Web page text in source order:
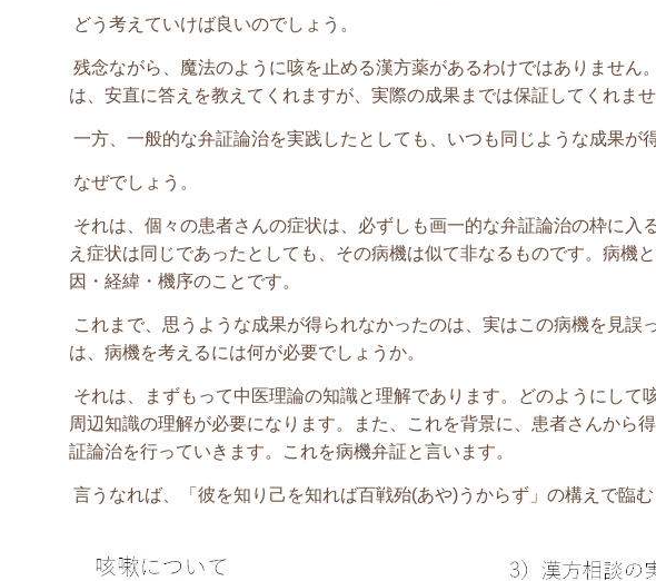
どう考えていけば良いのでしょう。
残念ながら、魔法のように咳を止める漢方薬があるわけではありません
は、安直に答えを教えてくれますが、実際の成果までは保証してくれませ
一方、一般的な弁証論治を実践したとしても、いつも同じような成果が
なぜでしょう。
それは、個々の患者さんの症状は、必ずしも画一的な弁証論治の枠に入
え症状は同じであったとしても、その病機は似て非なるものです。 病機
因・経緯・機序のことです。
これまで、思うような成果が得られなかったのは、実はこの病機を見誤
は、 病機を考えるには何が必要でしょうか。
それは、まずもって中医理論の知識と理解であります。どのようにして
周辺知識の理解が必要になります。また、これを背景に、患者さんから
証論治を行っていきます。これを病機弁証と言います。
言うなれば、「彼を知り己を知れば百戦殆(あや)う からず」の構えで臨